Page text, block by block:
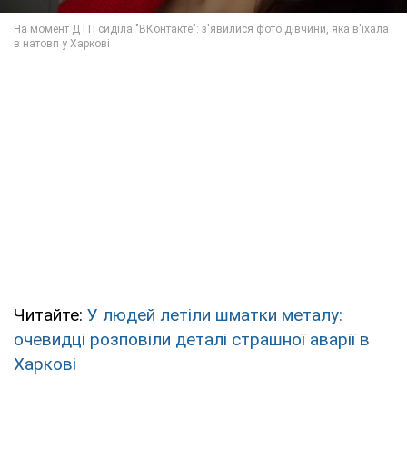
Читайте: У людей летіли шматки металу:
очевидці розповіли деталі страшної аварії в
Харкові